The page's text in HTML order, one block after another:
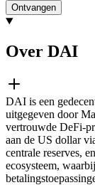
Ontvangen
Over DAI
DAI is een
uitgegeven door
vertrouwde DeFi-
aan de US dollar
centrale reserves,
ecosysteem,